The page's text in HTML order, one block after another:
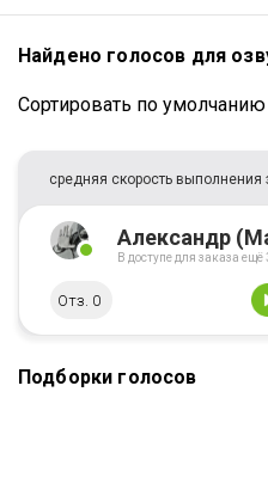
Найдено голосов для
Сортировать по умолчанию
В доступе для заказа ещё
Отз. 0
Подборки голосов